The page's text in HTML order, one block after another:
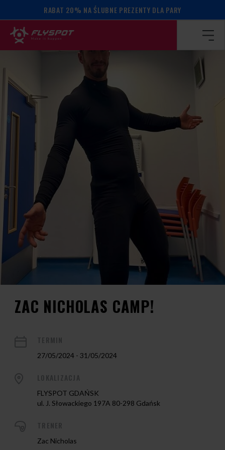
RABAT 20% NA ŚLUBNE PREZENTY DLA PARY
Strona główna / Kalendarz wydarzeń / Zac Nicholas camp!
ZAC NICHOLAS CAMP!
27/05/2024 - 31/05/2024
FLYSPOT GDAŃSK
ul. J. Słowackiego 197A 80-298 Gdańsk
Zac Nicholas